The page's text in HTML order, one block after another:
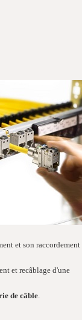
et son raccordement
et recâblage d'une
de câble.